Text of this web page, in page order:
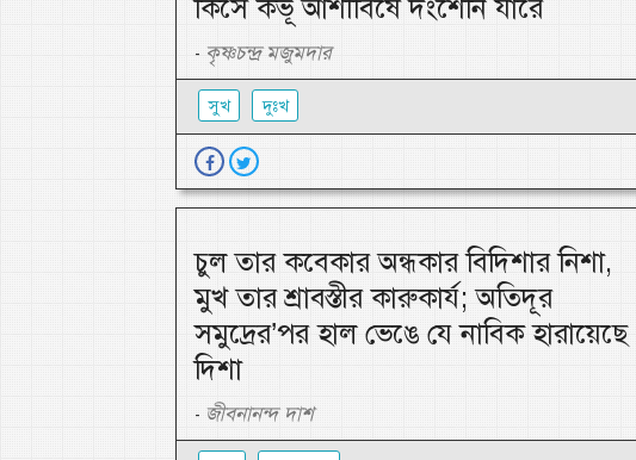
কিসে কভূ আশীবিষে দংশেনি যারে
- কৃষ্ণচন্দ্র মজুমদার
সুখ দুঃখ
চুল তার কবেকার অন্ধকার বিদিশার নিশা,
মুখ তার শ্রাবস্তীর কারুকার্য; অতিদূর
সমুদ্রের’পর হাল ভেঙে যে নাবিক হারায়েছে
দিশা
- জীবনানন্দ দাশ